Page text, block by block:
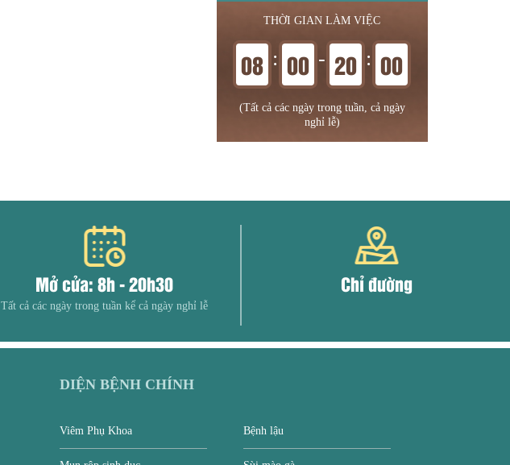
THỜI GIAN LÀM VIỆC
08 : 00 - 20 : 00
(Tất cả các ngày trong tuần, cả ngày
nghỉ lễ)
Mở cửa: 8h - 20h30
Tất cả các ngày trong tuần kể cả ngày nghỉ lễ
Chỉ đường
DIỆN BỆNH CHÍNH
Viêm Phụ Khoa Bệnh lậu